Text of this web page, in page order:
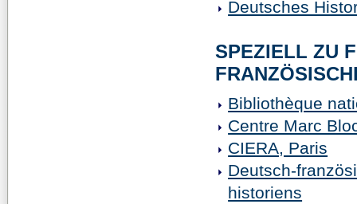
Deutsches
SPEZIELL ZU
Bibliothèque
Centre Marc
CIERA, Paris
Deutsch-
historiens